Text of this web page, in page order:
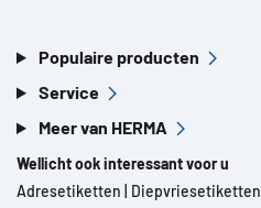
Populaire producten
Service
Meer van HERMA
Wellicht ook interessant voor u
Adresetiketten
Diepvriesetiketten